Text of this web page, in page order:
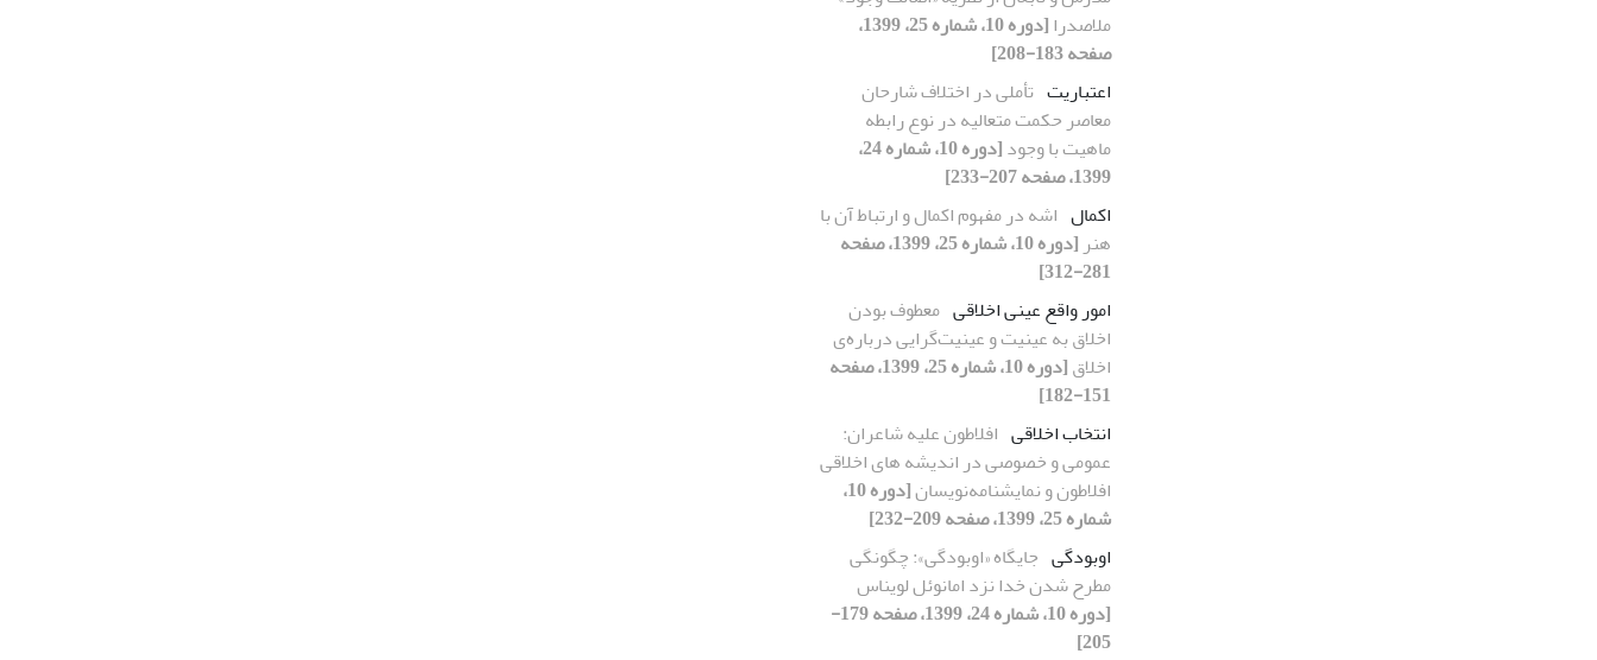
ملاصدرا
[دوره 10، شماره 25، 1399،
صفحه 183-208]
اعتباریت تأملی در اختلاف شارحان
معاصر حکمت متعالیه در نوع رابطه
ماهیت با وجود
[دوره 10، شماره 24،
1399، صفحه 207-233]
اکمال اشه در مفهوم اکمال و ارتباط آن با
هنر
[دوره 10، شماره 25، 1399، صفحه
281-312]
امور واقع عینی اخلاقی معطوف بودن
اخلاق به عینیت و عینیت‌گرایی درباره‌ی
اخلاق
[دوره 10، شماره 25، 1399، صفحه
151-182]
انتخاب اخلاقی افلاطون علیه شاعران:
عمومی و خصوصی در اندیشه های اخلاقی
افلاطون و نمایشنامه‌نویسان
[دوره 10،
شماره 25، 1399، صفحه 209-232]
اوبودگی جایگاه «اوبودگی»: چگونگی
مطرح شدن خدا نزد امانوئل لویناس
[دوره 10، شماره 24، 1399، صفحه 179-
205]